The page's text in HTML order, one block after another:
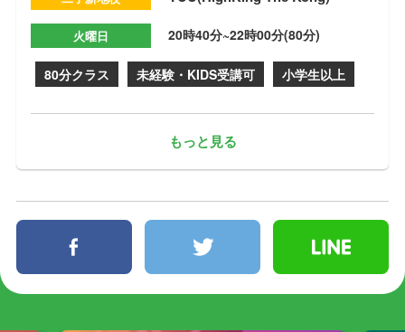
火曜日 20時40分~22時00分(80分)
80分クラス 未経験・KIDS受講可 小学生以上
もっと見る